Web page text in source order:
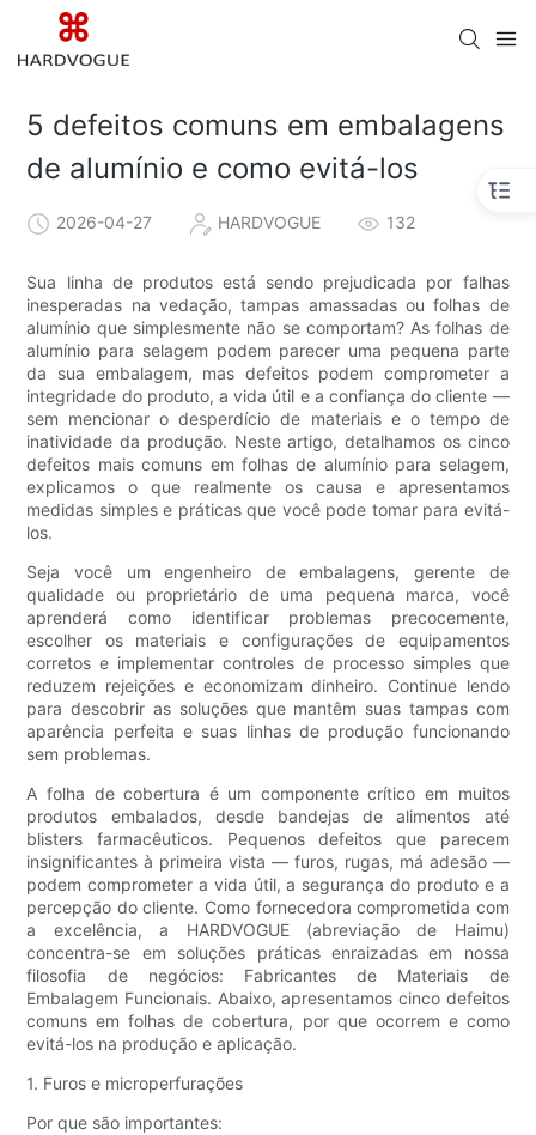
5 defeitos comuns em embalagens
de alumínio e como evitá-los
2026-04-27 HARDVOGUE 132
Sua linha de produtos está sendo prejudicada por falhas
inesperadas na vedação, tampas amassadas ou folhas de
alumínio que simplesmente não se comportam? As folhas de
alumínio para selagem podem parecer uma pequena parte
da sua embalagem, mas defeitos podem comprometer a
integridade do produto, a vida útil e a confiança do cliente —
sem mencionar o desperdício de materiais e o tempo de
inatividade da produção. Neste artigo, detalhamos os cinco
defeitos mais comuns em folhas de alumínio para selagem,
explicamos o que realmente os causa e apresentamos
medidas simples e práticas que você pode tomar para evitá-
los.
Seja você um engenheiro de embalagens, gerente de
qualidade ou proprietário de uma pequena marca, você
aprenderá como identificar problemas precocemente,
escolher os materiais e configurações de equipamentos
corretos e implementar controles de processo simples que
reduzem rejeições e economizam dinheiro. Continue lendo
para descobrir as soluções que mantêm suas tampas com
aparência perfeita e suas linhas de produção funcionando
sem problemas.
A folha de cobertura é um componente crítico em muitos
produtos embalados, desde bandejas de alimentos até
blisters farmacêuticos. Pequenos defeitos que parecem
insignificantes à primeira vista — furos, rugas, má adesão —
podem comprometer a vida útil, a segurança do produto e a
percepção do cliente. Como fornecedora comprometida com
a excelência, a HARDVOGUE (abreviação de Haimu)
concentra-se em soluções práticas enraizadas em nossa
filosofia de negócios: Fabricantes de Materiais de
Embalagem Funcionais. Abaixo, apresentamos cinco defeitos
comuns em folhas de cobertura, por que ocorrem e como
evitá-los na produção e aplicação.
1. Furos e microperfurações
Por que são importantes: